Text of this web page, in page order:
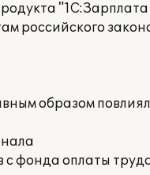
российского
образом
с фонда оплаты